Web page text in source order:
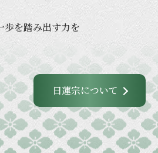
歩を踏み出す力を
日蓮宗について